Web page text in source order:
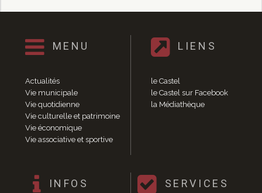
Délibérations 2014
Délibérations 2013
Délibérations 2011
Délibérations 2010
Délibérations 2009
Délibérations 2008
Agenda réunions publiques
Marchés publics
Vie quotidienne
MENU
Actualités
Vie municipale
Vie quotidienne
Vie culturelle et patrimoine
Vie économique
Vie associative et sportive
LIENS
le Castel
le Castel sur Facebook
la Médiathèque
INFOS SERVICES